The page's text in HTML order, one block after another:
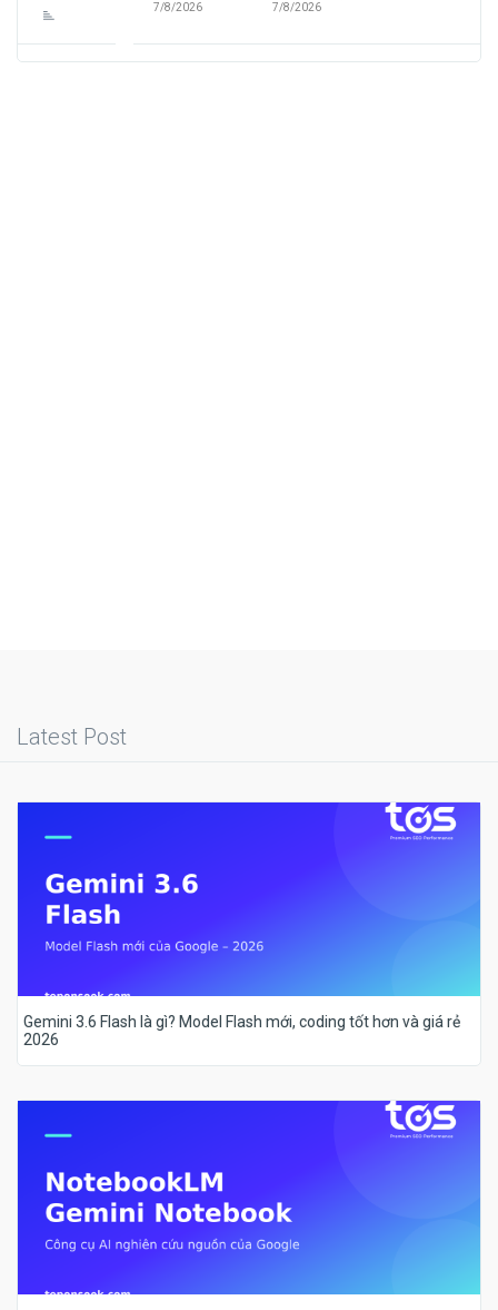
7/8/2026 7/8/2026
Latest Post
Gemini 3.6 Flash là gì? Model Flash mới, coding tốt hơn và giá rẻ
2026